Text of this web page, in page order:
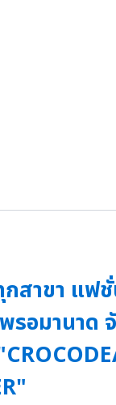
สาขา แฟ
รอมานาด